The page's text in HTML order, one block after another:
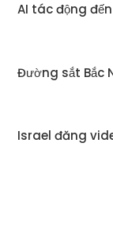
AI tác động
Đường sắt Bắc
Israel đăng